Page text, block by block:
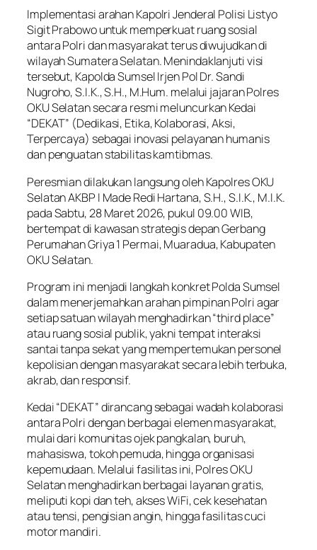
Implementasi arahan Kapolri Jenderal Polisi Listyo
Sigit Prabowo untuk memperkuat ruang sosial
antara Polri dan masyarakat terus diwujudkan di
wilayah Sumatera Selatan. Menindaklanjuti visi
tersebut, Kapolda Sumsel Irjen Pol Dr. Sandi
Nugroho, S.I.K., S.H., M.Hum. melalui jajaran Polres
OKU Selatan secara resmi meluncurkan Kedai
“DEKAT” (Dedikasi, Etika, Kolaborasi, Aksi,
Terpercaya) sebagai inovasi pelayanan humanis
dan penguatan stabilitas kamtibmas.
Peresmian dilakukan langsung oleh Kapolres OKU
Selatan AKBP I Made Redi Hartana, S.H., S.I.K., M.I.K.
pada Sabtu, 28 Maret 2026, pukul 09.00 WIB,
bertempat di kawasan strategis depan Gerbang
Perumahan Griya 1 Permai, Muaradua, Kabupaten
OKU Selatan.
Program ini menjadi langkah konkret Polda Sumsel
dalam menerjemahkan arahan pimpinan Polri agar
setiap satuan wilayah menghadirkan “third place”
atau ruang sosial publik, yakni tempat interaksi
santai tanpa sekat yang mempertemukan personel
kepolisian dengan masyarakat secara lebih terbuka,
akrab, dan responsif.
Kedai “DEKAT” dirancang sebagai wadah kolaborasi
antara Polri dengan berbagai elemen masyarakat,
mulai dari komunitas ojek pangkalan, buruh,
mahasiswa, tokoh pemuda, hingga organisasi
kepemudaan. Melalui fasilitas ini, Polres OKU
Selatan menghadirkan berbagai layanan gratis,
meliputi kopi dan teh, akses WiFi, cek kesehatan
atau tensi, pengisian angin, hingga fasilitas cuci
motor mandiri.